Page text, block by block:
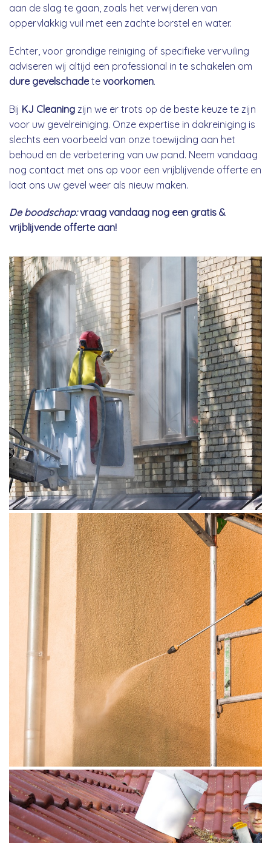
aan de slag te gaan, zoals het verwijderen van
oppervlakkig vuil met een zachte borstel en water.
Echter, voor grondige reiniging of specifieke vervuiling
adviseren wij altijd een professional in te schakelen om
dure gevelschadete voorkomen.
Bij KJ Cleaning zijn we er trots op de beste keuze te zijn
voor uw gevelreiniging. Onze expertise in dakreiniging is
slechts een voorbeeld van onze toewijding aan het
behoud en de verbetering van uw pand. Neem vandaag
nog contact met ons op voor een vrijblijvende offerte en
laat ons uw gevel weer als nieuw maken.
De boodschap:vraag vandaag nog een gratis &
vrijblijvende offerte aan!